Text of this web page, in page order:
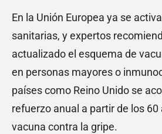
En la Unión Europea ya se
sanitarias, y expertos
actualizado el esquema de
en personas mayores o
países como Reino Unido se
refuerzo anual a partir de los 60
vacuna contra la gripe.